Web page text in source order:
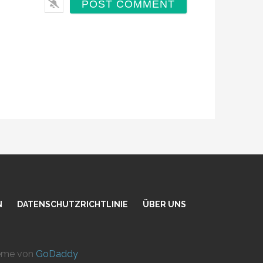
DATENSCHUTZRICHTLINIE ÜBER UNS
von GoDaddy